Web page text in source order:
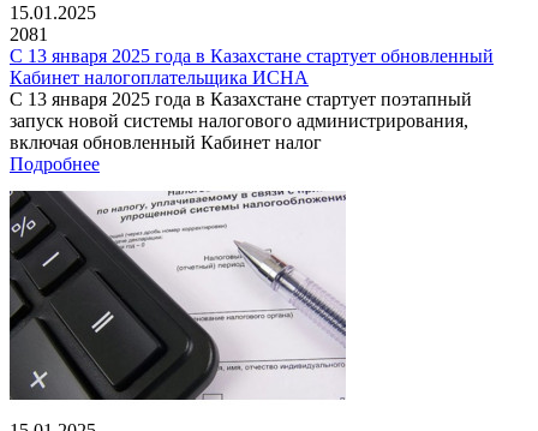
15.01.2025
2081
С 13 января 2025 года в Казахстане стартует обновленный
Кабинет налогоплательщика ИСНА
С 13 января 2025 года в Казахстане стартует поэтапный
запуск новой системы налогового администрирования,
включая обновленный Кабинет налог
Подробнее